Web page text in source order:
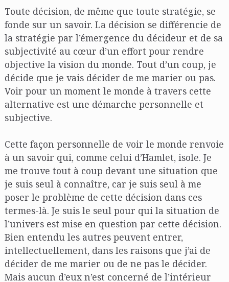
Toute décision, de même que toute stratégie, se
fonde sur un savoir. La décision se différencie de
la stratégie par l’émergence du décideur et de sa
subjectivité au cœur d’un effort pour rendre
objective la vision du monde. Tout d’un coup, je
décide que je vais décider de me marier ou pas.
Voir pour un moment le monde à travers cette
alternative est une démarche personnelle et
subjective.
Cette façon personnelle de voir le monde renvoie
à un savoir qui, comme celui d’Hamlet, isole. Je
me trouve tout à coup devant une situation que
je suis seul à connaître, car je suis seul à me
poser le problème de cette décision dans ces
termes-là. Je suis le seul pour qui la situation de
l’univers est mise en question par cette décision.
Bien entendu les autres peuvent entrer,
intellectuellement, dans les raisons que j’ai de
décider de me marier ou de ne pas le décider.
Mais aucun d’eux n’est concerné de l’intérieur